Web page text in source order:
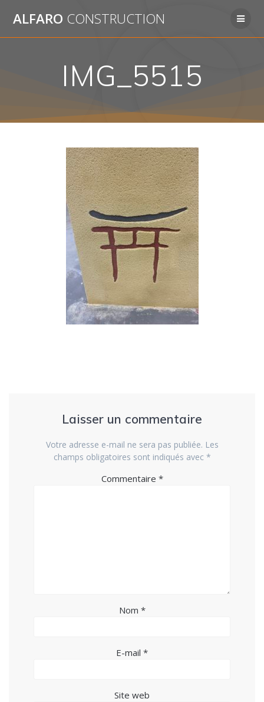
au
ALFARO CONSTRUCTION
IMG_5515
Laisser un commentaire
Votre adresse e-mail ne sera pas publiée. Les
champs obligatoires sont indiqués avec *
Commentaire *
Nom *
E-mail *
Site web